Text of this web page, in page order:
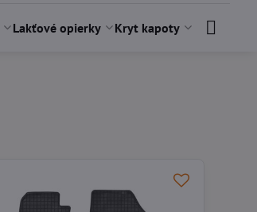
Lakťové opierky Kryt kapoty